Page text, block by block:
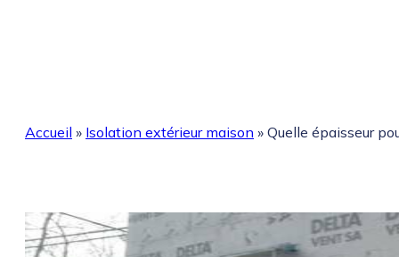
Accueil » Isolation extérieur maison » Quelle épaisseur